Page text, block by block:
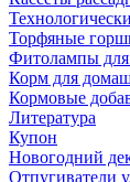
Торфяные
Фитолампы для
Корм для
Кормовые
Литература
Купон
Новогодний
Отпугиватели